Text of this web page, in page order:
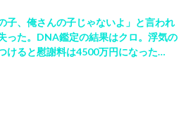
子、俺さんの子じゃないよ」と言われ
った。DNA鑑定の結果はクロ。浮気の
けると慰謝料は4500万円になった…